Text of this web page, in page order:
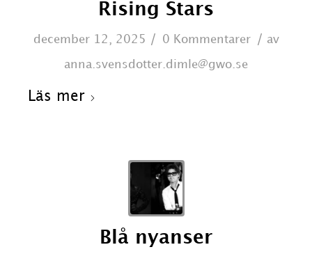
Rising Stars
december 12, 2025 / 0 Kommentarer / av
anna.svensdotter.dimle@gwo.se
Läs mer
Blå nyanser